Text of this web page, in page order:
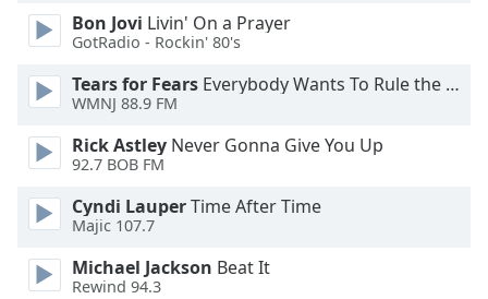
close
Text
Color
Opacity
Text
Background
Bon Jovi Livin' On a Prayer
GotRadio - Rockin' 80's
Tears for Fears Everybody Wants To Rule the World
WMNJ 88.9 FM
Rick Astley Never Gonna Give You Up
92.7 BOB FM
Cyndi LauperTime After Time
Majic 107.7
Michael Jackson Beat It
Rewind 94.3